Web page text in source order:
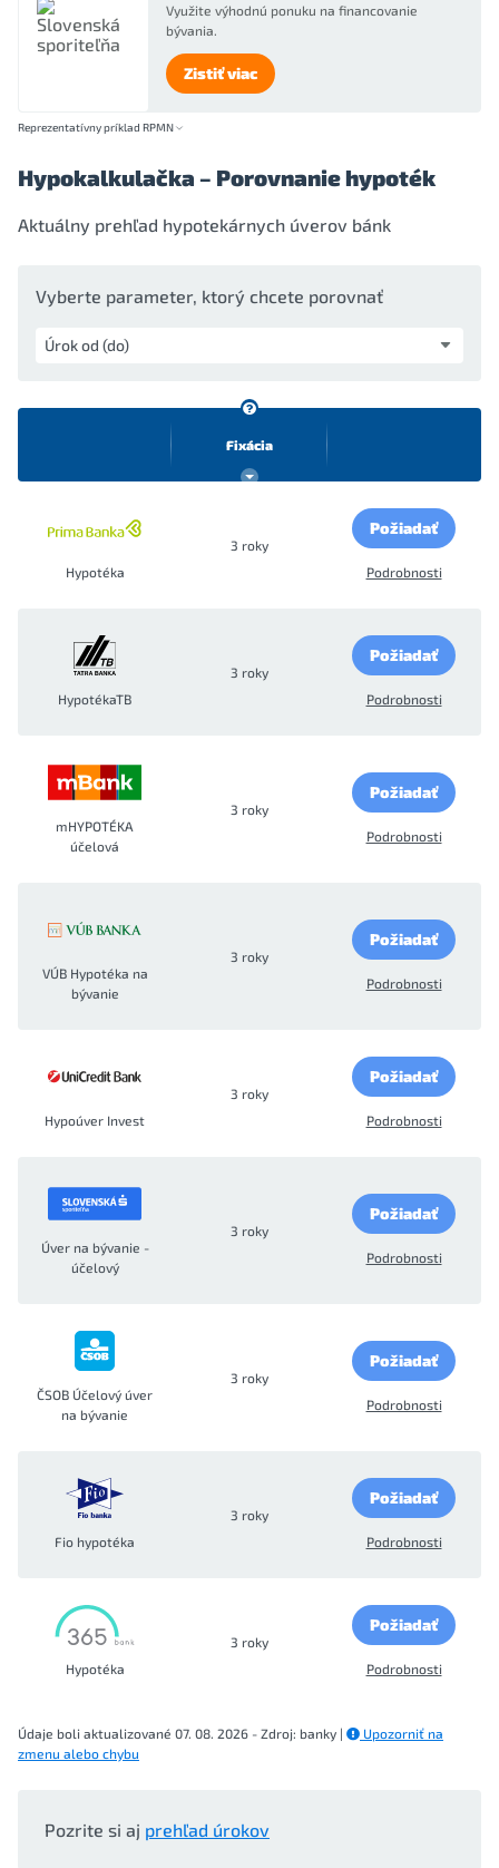
Využite výhodnú ponuku na financovanie
bývania.
Zistiť viac
Reprezentatívny príklad RPMN
Hypokalkulačka – Porovnanie hypoték
Aktuálny prehľad hypotekárnych úverov bánk
Vyberte parameter, ktorý chcete porovnať
Fixácia
Hypotéka
3 roky
Požiadať
Podrobnosti
HypotékaTB
3 roky
Požiadať
Podrobnosti
mHYPOTÉKA
účelová
3 roky
Požiadať
Podrobnosti
VÚB Hypotéka na
bývanie
3 roky
Požiadať
Podrobnosti
Hypoúver Invest
3 roky
Požiadať
Podrobnosti
Úver na bývanie -
účelový
3 roky
Požiadať
Podrobnosti
ČSOB Účelový úver
na bývanie
3 roky
Požiadať
Podrobnosti
Fio hypotéka
3 roky
Požiadať
Podrobnosti
Hypotéka
3 roky
Požiadať
Podrobnosti
Údaje boli aktualizované 07. 08. 2026 - Zdroj: banky |
Upozorniť na
zmenu alebo chybu
Pozrite si aj prehľad úrokov